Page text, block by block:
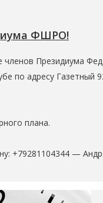
ФШРО!
членов Президиума
по адресу Газетный
плана.
+79281104344 —